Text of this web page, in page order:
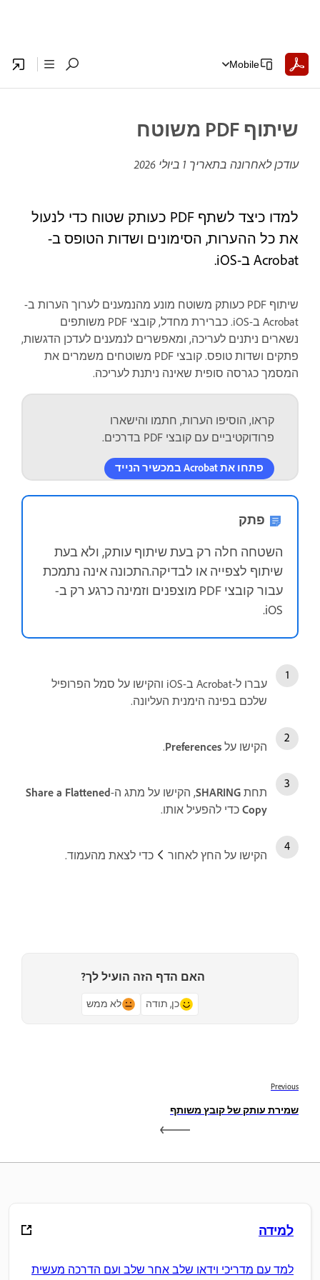
Mobile
שיתוף PDF משוטח
עודכן לאחרונה בתאריך 1 ביולי 2026
למדו כיצד לשתף PDF כעותק שטוח כדי לנעול
את כל ההערות, הסימונים ושדות הטופס ב-
Acrobat ב-iOS.
שיתוף PDF כעותק משוטח מונע מהנמענים לערוך הערות ב-
Acrobat ב-iOS. כברירת מחדל, קובצי PDF משותפים
נשארים ניתנים לעריכה, ומאפשרים לנמענים לעדכן הדגשות,
פתקים ושדות טופס. קובצי PDF משוטחים משמרים את
המסמך כגרסה סופית שאינה ניתנת לעריכה.
קראו, הוסיפו הערות, חתמו והישארו
פרודוקטיביים עם קובצי PDF בדרכים.
פתחו את Acrobat במכשיר הנייד
פתק
השטחה חלה רק בעת שיתוף עותק, ולא בעת
שיתוף לצפייה או לבדיקה.התכונה אינה נתמכת
עבור קובצי PDF מוצפנים וזמינה כרגע רק ב-
iOS.
עברו ל-Acrobat ב-iOS והקישו על סמל הפרופיל
שלכם בפינה הימנית העליונה.
הקישו על Preferences
.
תחת SHARING, הקישו על מתג ה-Share a Flattened
Copy כדי להפעיל אותו.
הקישו על החץ לאחור כדי לצאת מהעמוד.
האם הדף הזה הועיל לך?
כן, תודה לא ממש
Previous
שמירת עותק של קובץ משותף
למידה
למד עם מדריכי וידאו שלב אחר שלב ועם הדרכה מעשית